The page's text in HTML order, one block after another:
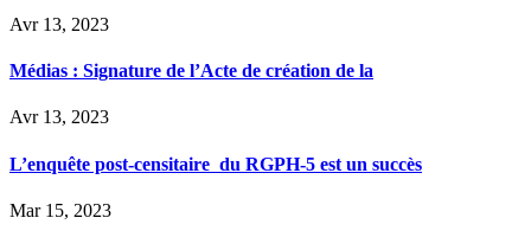
Avr 13, 2023
Médias : Signature de l’Acte de création de la
Avr 13, 2023
L’enquête post-censitaire du RGPH-5 est un succès
Mar 15, 2023